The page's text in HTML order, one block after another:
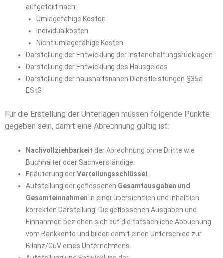
aufgeteilt nach:
Umlagefähige Kosten
Individualkosten
Nicht umlagefähige Kosten
Darstellung der Entwicklung der Instandhaltungsrücklagen
Darstellung der Entwicklung des Hausgeldes
Darstellung der haushaltsnahen Dienstleistungen §35a
EStG
Für die Erstellung der Unterlagen müssen folgende Punkte
gegeben sein, damit eine Abrechnung gültig ist:
Nachvollziehbarkeit der Abrechnung ohne Dritte wie
Buchhalter oder Sachverständige.
Erläuterung derVerteilungsschlüssel
Aufstellung der geflossenen Gesamtausgaben und
Gesamteinnahmen in einer übersichtlich und inhaltlich
korrekten Darstellung. Die geflossenen Ausgaben und
Einnahmen beziehen sich auf die tatsächliche Abbuchung
vom Bankkonto und bilden damit einen Unterschied zur
Bilanz/GuV eines Unternehmens.